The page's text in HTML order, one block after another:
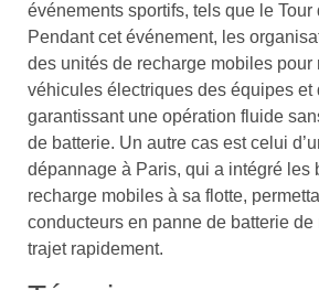
événements sportifs, tels que le Tour
Pendant cet événement, les
des unités de recharge mobiles pour
véhicules électriques des équipes et
garantissant une opération fluide
de batterie. Un autre cas est celui
dépannage à Paris, qui a intégré les
recharge mobiles à sa flotte,
conducteurs en panne de batterie de
trajet rapidement.